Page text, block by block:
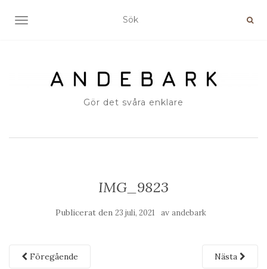
SLÅ PÅ/AV NAVIGERING
Gör det svåra enklare
IMG_9823
Publicerat den 23 juli, 2021 av andebark
Föregående Nästa